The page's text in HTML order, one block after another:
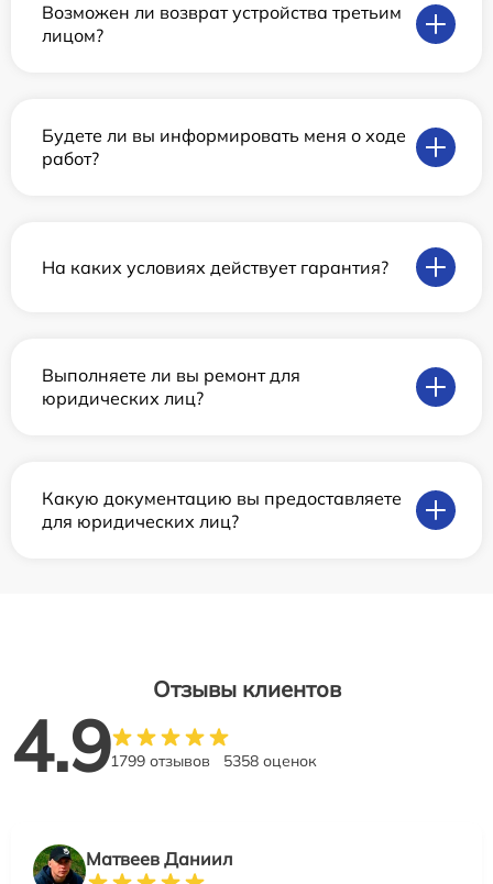
Возможен ли возврат устройства третьим
лицом?
Будете ли вы информировать меня о ходе
работ?
На каких условиях действует гарантия?
Выполняете ли вы ремонт для
юридических лиц?
Какую документацию вы предоставляете
для юридических лиц?
Отзывы клиентов
4.91799 отзывов 5358 оценок
Матвеев Даниил